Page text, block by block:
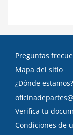
Preguntas
Mapa del sitio
¿Dónde estamos?
Verifica tu
Condiciones de